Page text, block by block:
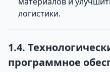
логистики.
1.4.
программное